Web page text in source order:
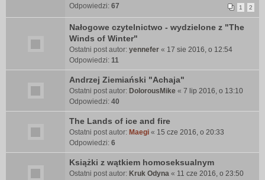
Odpowiedzi: 67 1 2
Nałogowe czytelnictwo - wydzielone z "The
Winds of Winter"
Ostatni post autor: yennefer « 17 sie 2016, o 12:54
Odpowiedzi: 11
Andrzej Ziemiański "Achaja"
Ostatni post autor: DolorousMike « 7 lip 2016, o 13:10
Odpowiedzi: 40
The Lands of ice and fire
Ostatni post autor: Maegi « 15 cze 2016, o 20:33
Odpowiedzi: 6
Książki z wątkiem homoseksualnym
Ostatni post autor: Kruk Odyna « 11 cze 2016, o 23:50